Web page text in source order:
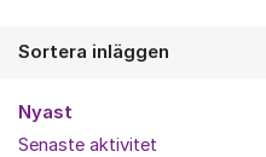
Sortera inläggen
Nyast
Senaste aktivitet